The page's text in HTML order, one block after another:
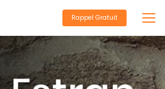
Rappel Gratuit